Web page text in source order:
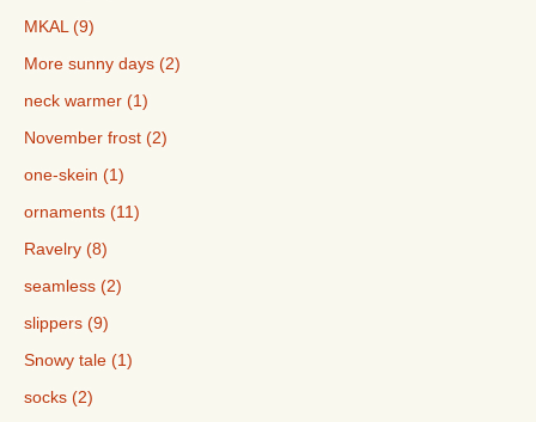
MKAL (9)
More sunny days (2)
neck warmer (1)
November frost (2)
one-skein (1)
ornaments (11)
Ravelry (8)
seamless (2)
slippers (9)
Snowy tale (1)
socks (2)